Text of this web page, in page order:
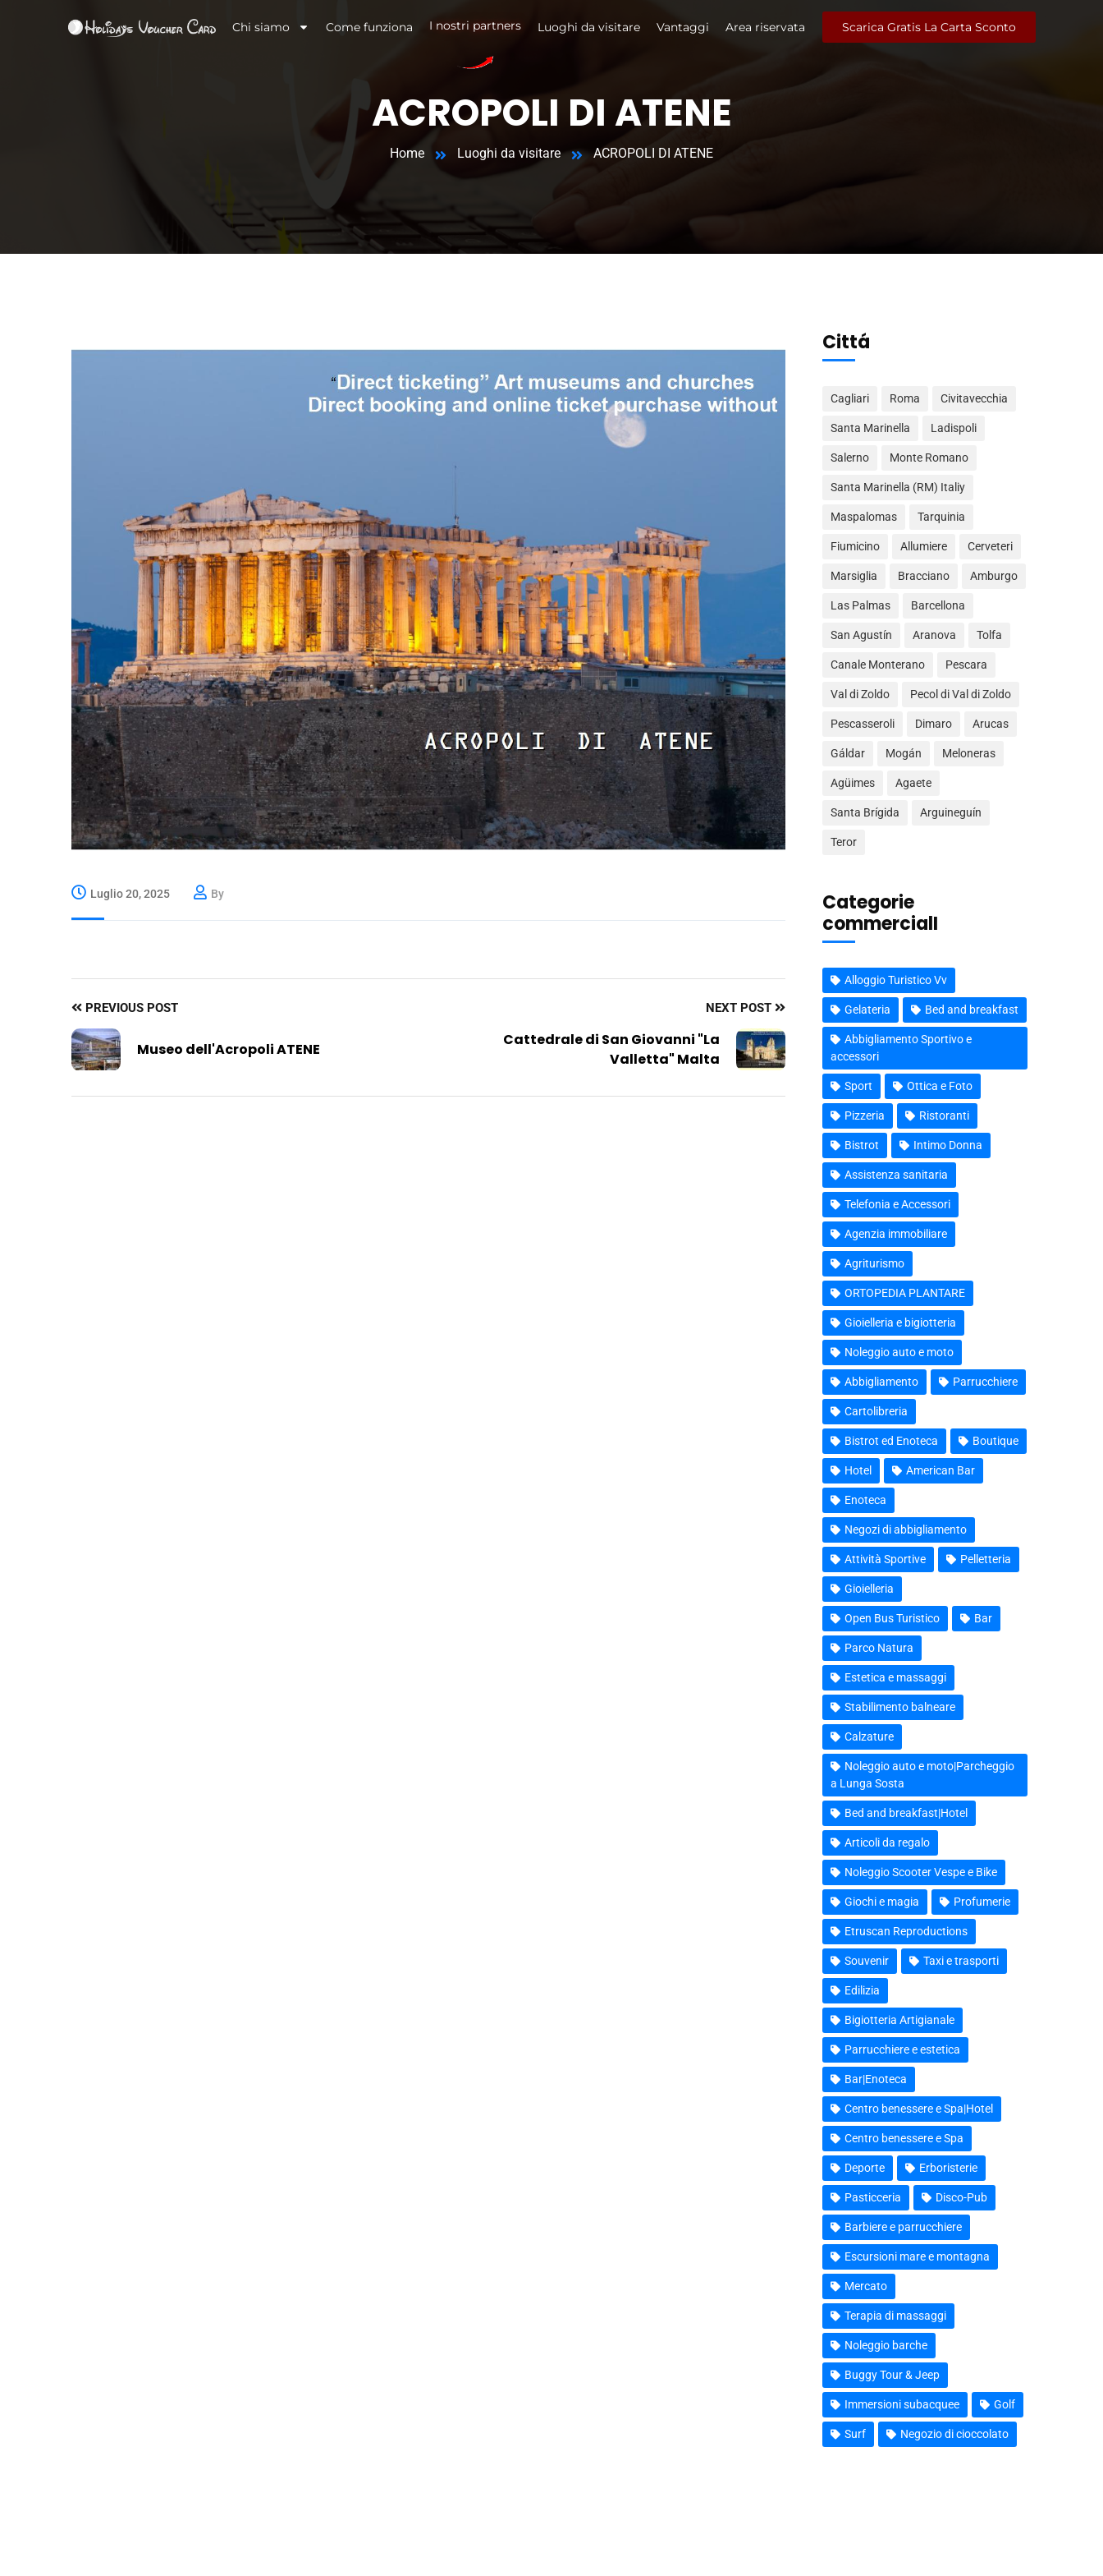
Chi siamo Come funziona I nostri partners Luoghi da visitare Vantaggi Area riservata Scarica Gratis La Carta Sconto
ACROPOLI DI ATENE
Home Luoghi da visitare ACROPOLI DI ATENE
Luglio 20, 2025 By
PREVIOUS POST
Museo dell'Acropoli ATENE
NEXT POST
Cattedrale di San Giovanni "La
Valletta" Malta
Cittá
Cagliari Roma Civitavecchia
Santa Marinella Ladispoli
Salerno Monte Romano
Santa Marinella (RM) Italiy
Maspalomas Tarquinia
Fiumicino Allumiere Cerveteri
Marsiglia Bracciano Amburgo
Las Palmas Barcellona
San Agustín Aranova Tolfa
Canale Monterano Pescara
Val di Zoldo Pecol di Val di Zoldo
Pescasseroli Dimaro Arucas
Gáldar Mogán Meloneras
Agüimes Agaete
Santa Brígida Arguineguín
Teror
Categorie
commercialI
Alloggio Turistico Vv
Gelateria Bed and breakfast
Abbigliamento Sportivo e
accessori
Sport Ottica e Foto
Pizzeria Ristoranti
Bistrot Intimo Donna
Assistenza sanitaria
Telefonia e Accessori
Agenzia immobiliare
Agriturismo
ORTOPEDIA PLANTARE
Gioielleria e bigiotteria
Noleggio auto e moto
Abbigliamento Parrucchiere
Cartolibreria
Bistrot ed Enoteca Boutique
Hotel American Bar
Enoteca
Negozi di abbigliamento
Attività Sportive Pelletteria
Gioielleria
Open Bus Turistico Bar
Parco Natura
Estetica e massaggi
Stabilimento balneare
Calzature
Noleggio auto e moto|Parcheggio
a Lunga Sosta
Bed and breakfast|Hotel
Articoli da regalo
Noleggio Scooter Vespe e Bike
Giochi e magia Profumerie
Etruscan Reproductions
Souvenir Taxi e trasporti
Edilizia
Bigiotteria Artigianale
Parrucchiere e estetica
Bar|Enoteca
Centro benessere e Spa|Hotel
Centro benessere e Spa
Deporte Erboristerie
Pasticceria Disco-Pub
Barbiere e parrucchiere
Escursioni mare e montagna
Mercato
Terapia di massaggi
Noleggio barche
Buggy Tour & Jeep
Immersioni subacquee Golf
Surf Negozio di cioccolato